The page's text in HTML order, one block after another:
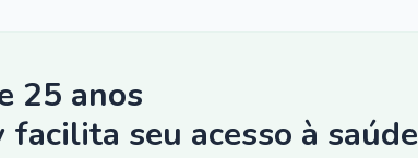
25 anos
facilita seu acesso à saúde